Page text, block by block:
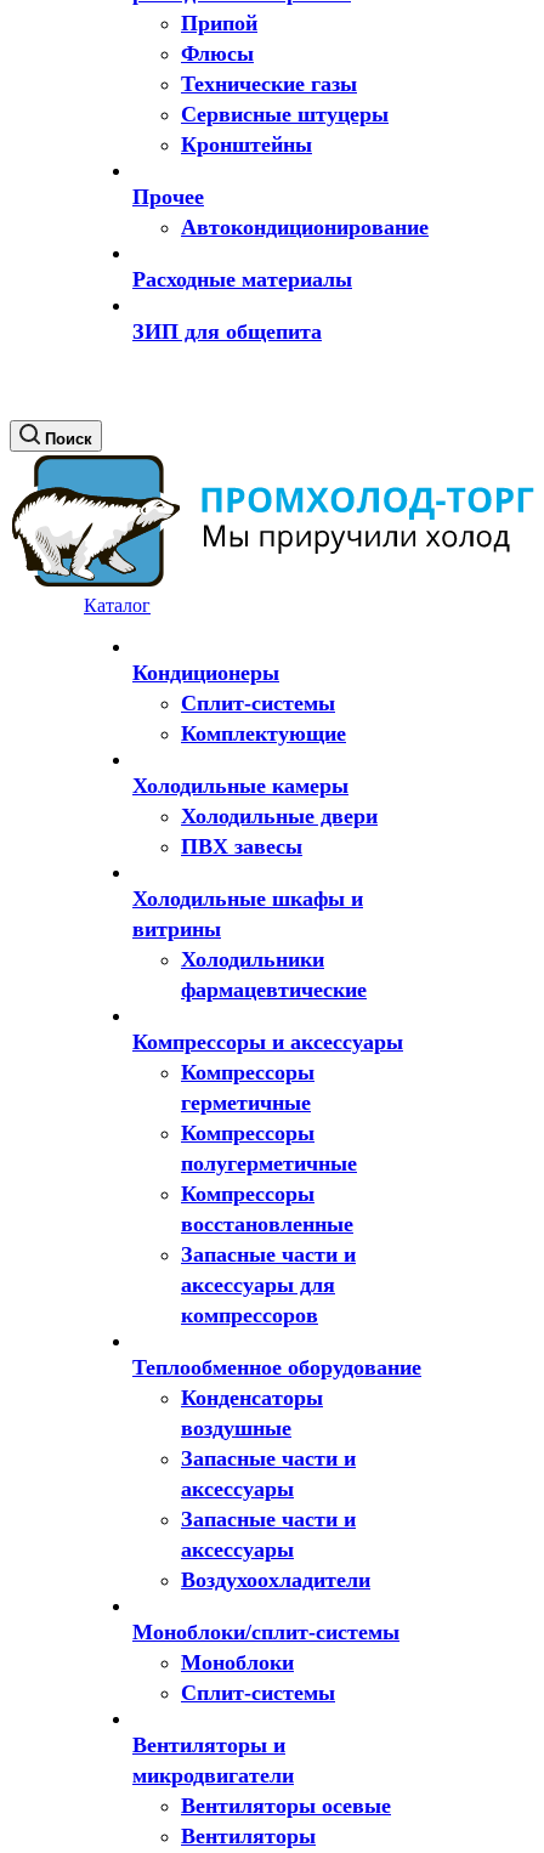
Припой
Флюсы
Технические газы
Сервисные штуцеры
Кронштейны
Прочее
Автокондиционирование
Расходные материалы
ЗИП для общепита
Поиск
Каталог
Кондиционеры
Сплит-системы
Комплектующие
Холодильные камеры
Холодильные двери
ПВХ завесы
Холодильные шкафы и
витрины
Холодильники
фармацевтические
Компрессоры и аксессуары
Компрессоры
герметичные
Компрессоры
полугерметичные
Компрессоры
восстановленные
Запасные части и
аксессуары для
компрессоров
Теплообменное оборудование
Конденсаторы
воздушные
Запасные части и
аксессуары
Запасные части и
аксессуары
Воздухоохладители
Моноблоки/сплит-системы
Моноблоки
Сплит-системы
Вентиляторы и
микродвигатели
Вентиляторы осевые
Вентиляторы